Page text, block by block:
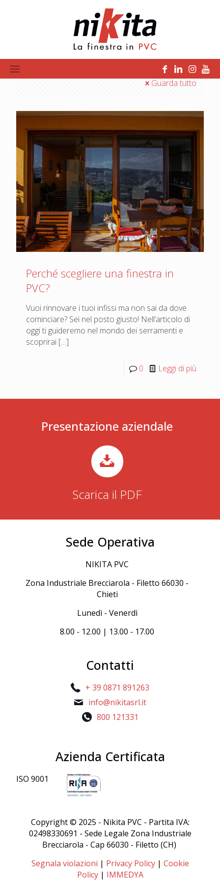
pvc
Guarda tutto
Perché scegliere una finestra in
PVC?
Vuoi rinnovare i tuoi infissi ma non sai da dove
cominciare? Sei nel posto giusto! Nell’articolo di
oggi ti guideremo nel mondo dei serramenti e
scoprirai […]
0 Leggi di più
Presentazione aziendale
Scarica il PDF
Sede Operativa
NIKITA PVC
Zona Industriale Brecciarola - Filetto 66030 -
Chieti
Lunedì - Venerdì
8.00 - 12.00 | 13.00 - 17.00
Contatti
+ 39 0871 891263
info@nikitasrl.it
800 121331
Azienda Certificata
ISO 9001
Copyright © 2025 - Nikita PVC - Partita IVA:
02498330691 - Sede Legale Zona Industriale
Brecciarola - Cap 66030 - Filetto (CH)
Segnala violazioni | Privacy Policy| Cookie
Policy| IMMEDYA